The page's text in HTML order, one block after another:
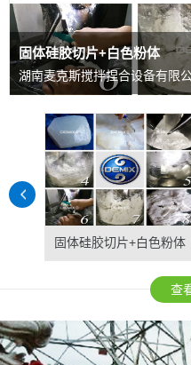
固体硅胶切片+白色粉体
固体硅胶切片+白色粉体
查